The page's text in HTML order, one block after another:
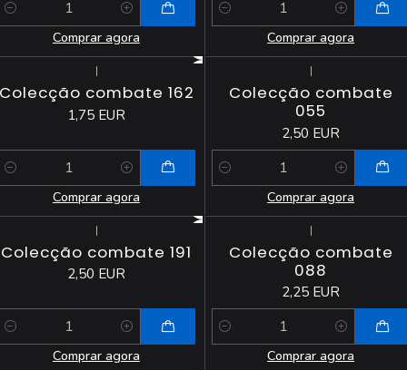
Comprar agora
Quantidade
Comprar agora
|
combate 162
1,75 EUR
Comprar agora
|
Colecção combate
055
2,50 EUR
Quantidade
Comprar agora
|
Colecção combate 191
2,50 EUR
Comprar agora
|
Colecção combate
088
2,25 EUR
Quantidade
Comprar agora